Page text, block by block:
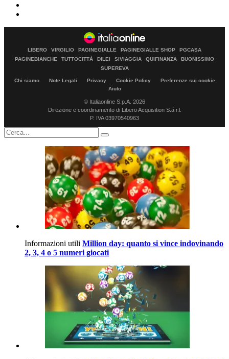
LIBERO VIRGILIO PAGINEGIALLE PAGINEGIALLE SHOP
PGCASA
PAGINEBIANCHE
TUTTOCITTÀ DILEI SIVIAGGIA QUIFINANZA
BUONISSIMO
SUPEREVA
Chi siamo Note Legali Privacy Cookie Policy
Preferenze sui cookie
Aiuto
© Italiaonline S.p.A. 2026
Direzione e coordinamento di Libero Acquisition S.á r.l.
P. IVA 03970540963
Informazioni utili Million day: quanto si vince indovinando
2, 3, 4 o 5 numeri giocati